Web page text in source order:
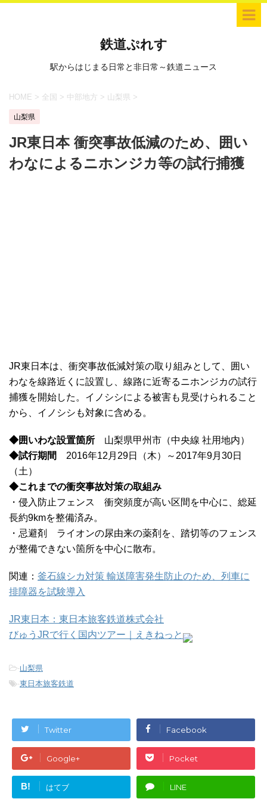
鉄道ぷれす
駅からはじまる日常と非日常～鉄道ニュース
HOME > 全国 > 中部地方 > 山梨県 >
山梨県
JR東日本 衝突事故低減のため、囲い
わなによるニホンジカ等の試行捕獲
JR東日本は、衝突事故低減対策の取り組みとして、囲い
わなを線路近くに設置し、線路に近寄るニホンジカの試行
捕獲を開始した。イノシシによる被害も見受けられること
から、イノシシも対象に含める。
◆囲いわな設置箇所 山梨県甲州市（中央線 社用地内）
◆試行期間
2016年12月29日（木）～2017年9月30日
（土）
◆これまでの衝突事故対策の取組み
・侵入防止フェンス 衝突頻度が高い区間を中心に、総延
長約9kmを整備済み。
・忌避剤 ライオンの尿由来の薬剤を、踏切等のフェンス
が整備できない箇所を中心に散布。
関連： 釜石線シカ対策 輸送障害発生防止のため、列車に
排障器を試験導入
JR東日本：東日本旅客鉄道株式会社
びゅうJRで行く国内ツアー｜えきねっと
-山梨県
-東日本旅客鉄道
Twitter Facebook
Google+ Pocket
B! はてブ LINE